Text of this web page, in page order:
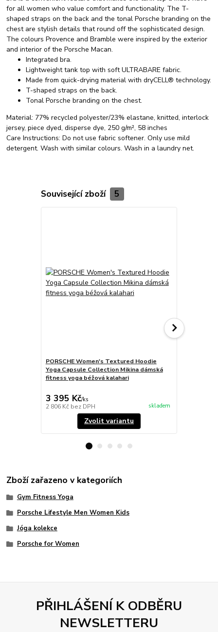
for all women who value comfort and functionality. The T-
shaped straps on the back and the tonal Porsche branding on the
chest are stylish details that round off the sophisticated design.
The colours Provence and Bramble were inspired by the exterior
and interior of the Porsche Macan.
Integrated bra.
Lightweight tank top with soft ULTRABARE fabric.
Made from quick-drying material with dryCELL® technology.
T-shaped straps on the back.
Tonal Porsche branding on the chest.
Material: 77% recycled polyester/23% elastane, knitted, interlock
jersey, piece dyed, disperse dye, 250 g/m², 58 inches
Care Instructions:Do not use fabric softener. Only use mild
detergent. Wash with similar colours. Wash in a laundry net.
Související zboží 5
PORSCHE Women's Textured Hoodie
Yoga Capsule Collection Mikina dámská
fitness yoga béžová kalahari
3 395 Kč/ks
2 806 Kč bez DPH skladem
Zvolit variantu
Zboží zařazeno v kategoriích
Gym Fitness Yoga
Porsche Lifestyle Men Women Kids
Jóga kolekce
Porsche for Women
PŘIHLÁŠENÍ K ODBĚRU
NEWSLETTERU